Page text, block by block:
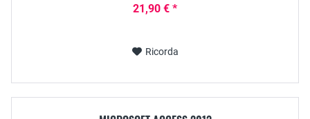
21,90 € *
Ricorda